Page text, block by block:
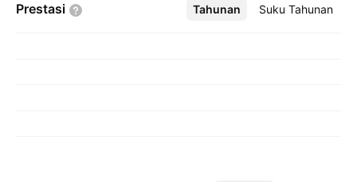
Prestasi Tahunan Suku Tahunan
Lebih